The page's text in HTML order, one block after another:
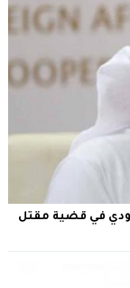
في قضية مقتل